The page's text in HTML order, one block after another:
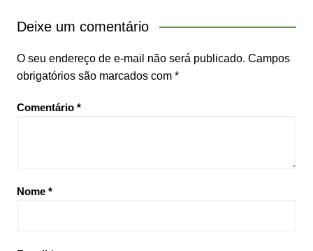
Deixe um comentário
O seu endereço de e-mail não será publicado. Campos
obrigatórios são marcados com *
Comentário *
Nome *